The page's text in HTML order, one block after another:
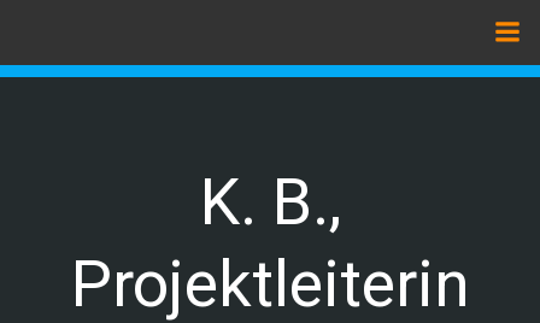
springen
K. B.,
Projektleiterin